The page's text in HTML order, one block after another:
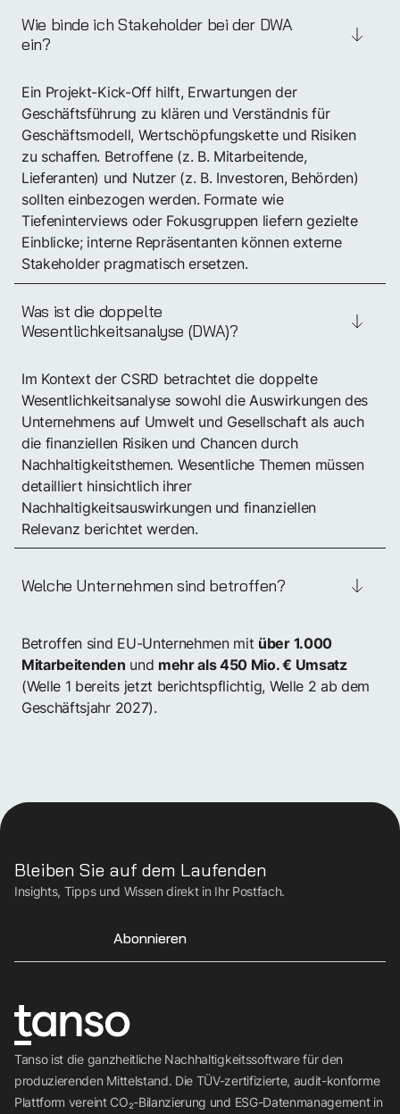
Wie binde ich Stakeholder bei der DWA
ein?
Ein Projekt-Kick-Off hilft, Erwartungen der
Geschäftsführung zu klären und Verständnis für
Geschäftsmodell, Wertschöpfungskette und Risiken
zu schaffen. Betroffene (z. B. Mitarbeitende,
Lieferanten) und Nutzer (z. B. Investoren, Behörden)
sollten einbezogen werden. Formate wie
Tiefeninterviews oder Fokusgruppen liefern gezielte
Einblicke; interne Repräsentanten können externe
Stakeholder pragmatisch ersetzen.
Was ist die doppelte
Wesentlichkeitsanalyse (DWA)?
Im Kontext der CSRD betrachtet die doppelte
Wesentlichkeitsanalyse sowohl die Auswirkungen des
Unternehmens auf Umwelt und Gesellschaft als auch
die finanziellen Risiken und Chancen durch
Nachhaltigkeitsthemen. Wesentliche Themen müssen
detailliert hinsichtlich ihrer
Nachhaltigkeitsauswirkungen und finanziellen
Relevanz berichtet werden.
Welche Unternehmen sind betroffen?
Betroffen sind EU-Unternehmen mit über 1.000
Mitarbeitenden und mehr als 450 Mio. € Umsatz
(Welle 1 bereits jetzt berichtspflichtig, Welle 2 ab dem
Geschäftsjahr 2027).
Tanso ist die ganzheitliche Nachhaltigkeitssoftware für den
produzierenden Mittelstand. Die TÜV-zertifizierte, audit-konforme
Plattform vereint CO₂-Bilanzierung und ESG-Datenmanagement in
Bleiben Sie auf dem Laufenden
Insights, Tipps und Wissen direkt in Ihr Postfach.
Abonnieren